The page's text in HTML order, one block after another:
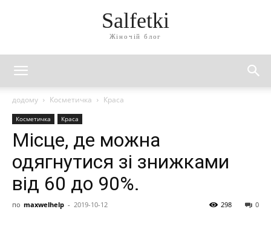
Salfetki
Жіночій блог
додому Косметичка Краса
Косметичка Краса
Місце, де можна
одягнутися зі знижками
від 60 до 90%.
по maxwelhelp - 2019-10-12 0
298